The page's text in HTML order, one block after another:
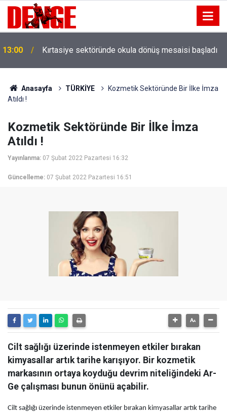
13:00 Kırtasiye sektöründe okula dönüş mesaisi başladı
Anasayfa TÜRKİYE
Kozmetik Sektöründe Bir İlke İmza
Atıldı !
Kozmetik Sektöründe Bir İlke İmza
Atıldı !
Yayınlanma: 07 Şubat 2022 Pazartesi 16:32
Güncelleme: 07 Şubat 2022 Pazartesi 16:51
Cilt sağlığı üzerinde istenmeyen etkiler bırakan
kimyasallar artık tarihe karışıyor. Bir kozmetik
markasının ortaya koyduğu devrim niteliğindeki Ar-
Ge çalışması bunun önünü açabilir.
Cilt sağlığı üzerinde istenmeyen etkiler bırakan kimyasallar artık tarihe